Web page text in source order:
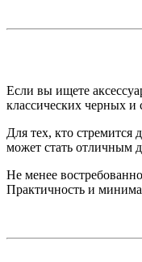
Если вы ищете
классических черных и
Для тех, кто стремится
может стать отличным
Не менее
Практичность и